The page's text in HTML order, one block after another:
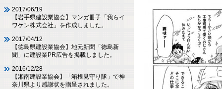
2017/06/19
【岩手県建設業協会】マンガ冊子「我らイ
ワケン株式会社」を作成しました。
2017/04/12
【徳島県建設業協会】地元新聞「徳島新
聞」に建設業PR広告を掲載しました。
2016/12/28
【湘南建設業協会】「箱根見守り隊」で神
奈川県より感謝状を贈呈されました。